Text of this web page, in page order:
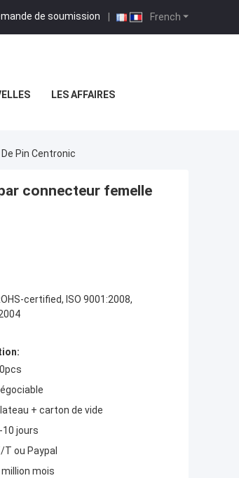
French
de soumission |
LES AFFAIRES
Pin Centronic
connecteur femelle
certified, ISO 9001:2008,
+ carton de vide
10 jours
T ou Paypal
million mois